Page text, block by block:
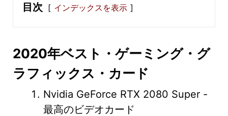
目次 インデックスを表示
2020年ベスト・ゲーミング・グ
ラフィックス・カード
Nvidia GeForce RTX 2080 Super -
最高のビデオカード